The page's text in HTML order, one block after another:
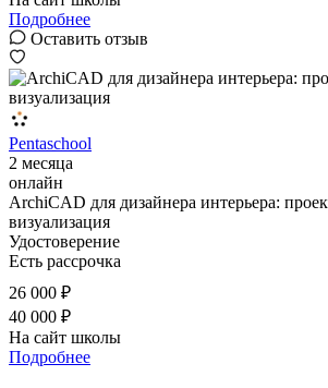
Подробнее
Оставить отзыв
Pentaschool
2 месяца
онлайн
ArchiCAD для дизайнера интерьера:
визуализация
Удостоверение
Есть рассрочка
26 000 ₽
40 000 ₽
На сайт школы
Подробнее